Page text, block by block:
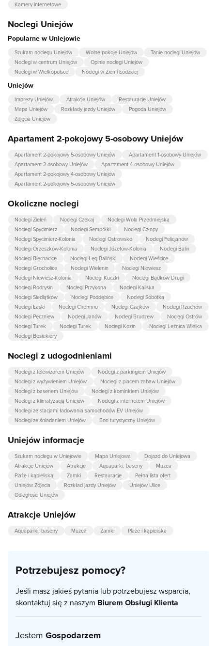
Kamery internetowe
Noclegi Uniejów
Popularne w Uniejowie
Szukam noclegu Uniejów Wolne pokoje Uniejów
Tanie noclegi Uniejów
Noclegi w centrum Uniejów
Opinie noclegi Uniejów
Noclegi w Wielkopolsce
Noclegi w Ziemi Łódzkiej
Uniejów
Imprezy Uniejów Atrakcje Uniejów
Restauracje Uniejów
Mapa Uniejów
Rozkłady jazdy Uniejów
Pogoda Uniejów
Zdjęcia Uniejów
Apartament 2-pokojowy 5-osobowy Uniejów
Apartament 2-pokojowy 5-osobowy Uniejów
Apartament 1-osobowy Uniejów
Apartament 2-osobowy Uniejów
Apartament 4-osobowy Uniejów
Apartament 2-pokojowy 4-osobowy Uniejów
Apartament 2-pokojowy 5-osobowy Uniejów
Okoliczne noclegi
Noclegi Zieleń Noclegi Czekaj
Noclegi Wola Przedmiejska
Noclegi Spycimierz
Noclegi Sempółki
Noclegi Człopy
Noclegi Spycimierz-Kolonia
Noclegi Ostrowsko
Noclegi Felicjanów
Noclegi Orzeszków-Kolonia
Noclegi Józefów-Kolonia
Noclegi Balin
Noclegi Biernacice
Noclegi Łęg Baliński
Noclegi Wieścice
Noclegi Grocholice
Noclegi Wielenin
Noclegi Niewiesz
Noclegi Niewiesz-Kolonia
Noclegi Kuczki
Noclegi Bądków Drugi
Noclegi Rodrysin
Noclegi Przykona
Noclegi Kaliska
Noclegi Siedlątków
Noclegi Poddębice
Noclegi Sobótka
Noclegi Łaski
Noclegi Chełmno Noclegi Czajków
Noclegi Rzuchów
Noclegi Pęczniew
Noclegi Janów Noclegi Brudzew
Noclegi Ostrów
Noclegi Turek
Noclegi Turek Noclegi Kozin
Noclegi Leźnica Wielka
Noclegi Besiekiery
Noclegi z udogodnieniami
Noclegi z telewizorem Uniejów
Noclegi z parkingiem Uniejów
Noclegi z wyżywieniem Uniejów
Noclegi z placem zabaw Uniejów
Noclegi z basenem Uniejów
Noclegi z kominkiem Uniejów
Noclegi z klimatyzacją Uniejów
Noclegi z internetem Uniejów
Noclegi ze stacjami ładowania samochodów EV Uniejów
Noclegi ze śniadaniem Uniejów
Bon turystyczny Uniejów
Uniejów informacje
Szukam noclegu w Uniejowie Mapa Uniejowa
Dojazd do Uniejowa
Atrakcje Uniejów
Atrakcje Aquaparki, baseny
Muzea
Plaże i kąpieliska
Zamki Restauracje
Pełna lista ofert
Uniejów Zdjecia
Rozkład jazdy Uniejów
Uniejów Ulice
Odległości Uniejów
Atrakcje Uniejów
Aquaparki, baseny Muzea Zamki Plaże i kąpieliska
Potrzebujesz pomocy?
Jeśli masz jakieś pytania lub potrzebujesz wsparcia,
skontaktuj się z naszym Biurem Obsługi Klienta
Jestem Gospodarzem